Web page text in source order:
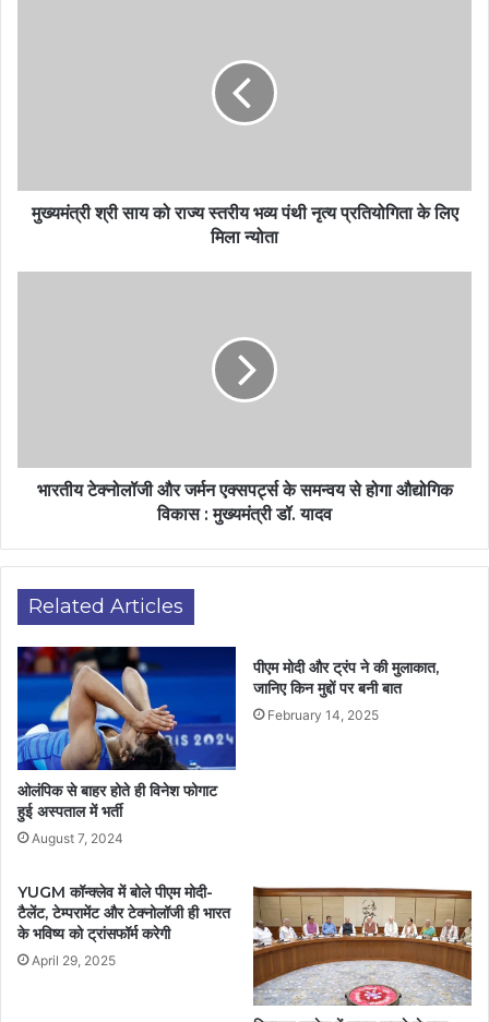
मुख्यमंत्री श्री साय को राज्य स्तरीय भव्य पंथी नृत्य प्रतियोगिता के लिए
मिला न्योता
भारतीय टेक्नोलॉजी और जर्मन एक्सपर्ट्स के समन्वय से होगा औद्योगिक
विकास : मुख्यमंत्री डॉ. यादव
Related Articles
ओलंपिक से बाहर होते ही विनेश फोगाट
हुई अस्पताल में भर्ती
August 7, 2024
पीएम मोदी और ट्रंप ने की मुलाकात,
जानिए किन मुद्दों पर बनी बात
February 14, 2025
YUGM कॉन्क्लेव में बोले पीएम मोदी-
टैलेंट, टेम्परामेंट और टेक्नोलॉजी ही भारत
के भविष्य को ट्रांसफॉर्म करेगी
April 29, 2025